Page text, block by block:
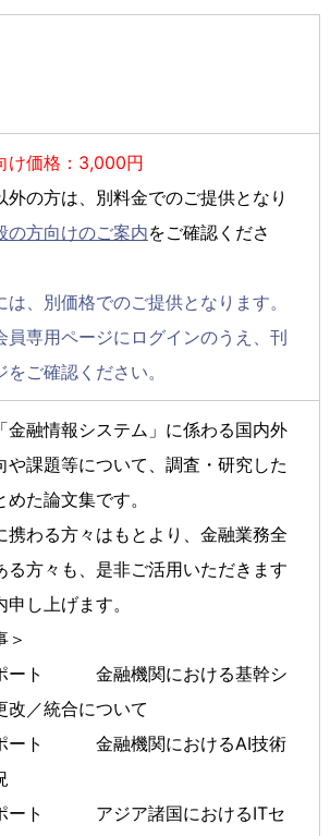
け価格：3,000円
外の方は、別料金でのご提供となり
の方向けのご案内をご確認くださ
は、別価格でのご提供となります。
員専用ページにログインのうえ、刊
ご確認ください。
金融情報システム」に係わる国内外
や課題等について、調査・研究した
た論文集です。
携わる方々はもとより、金融業務全
る方々も、是非ご活用いただきます
申し上げます。
＞
ポート 金融機関における基幹シ
改／統合について
ポート 金融機関におけるAI技術
ポート アジア諸国におけるITセ